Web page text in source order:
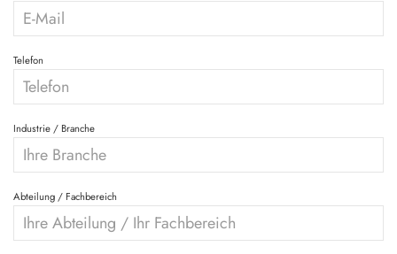
Telefon
Industrie / Branche
Abteilung / Fachbereich